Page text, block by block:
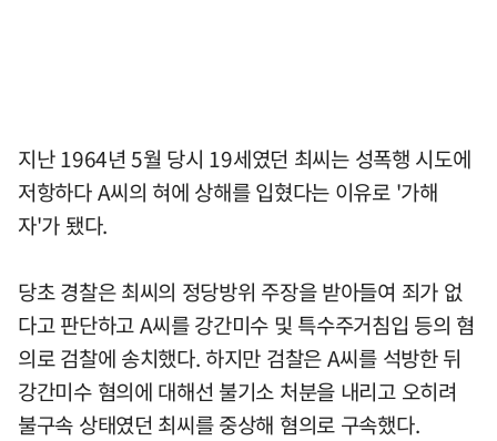
지난 1964년 5월 당시 19세였던 최씨는 성폭행 시도에
저항하다 A씨의 혀에 상해를 입혔다는 이유로 '가해
자'가 됐다.
당초 경찰은 최씨의 정당방위 주장을 받아들여 죄가 없
다고 판단하고 A씨를 강간미수 및 특수주거침입 등의 혐
의로 검찰에 송치했다. 하지만 검찰은 A씨를 석방한 뒤
강간미수 혐의에 대해선 불기소 처분을 내리고 오히려
불구속 상태였던 최씨를 중상해 혐의로 구속했다.